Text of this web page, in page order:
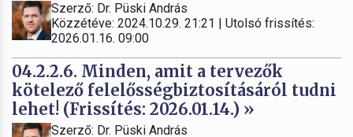
Szerző: Dr. Püski András
Közzétéve: 2024.10.29. 21:21 | Utolsó frissítés:
2026.01.16. 09:00
04.2.2.6. Minden, amit a tervezők
kötelező felelősségbiztosításáról tudni
lehet! (Frissítés: 2026.01.14.) »
Szerző: Dr. Püski András